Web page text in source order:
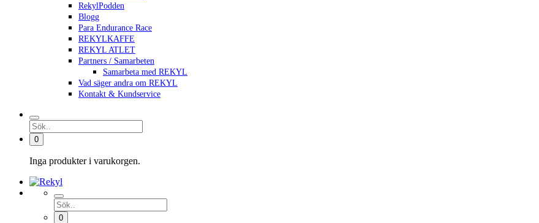
RekylPodden
Blogg
Para Endurance Race
REKYLKAFFE
REKYL ATLET
Partners / Samarbeten
Samarbeta med REKYL
Vad säger andra om REKYL
Kontakt & Kundservice
0
Inga produkter i varukorgen.
0